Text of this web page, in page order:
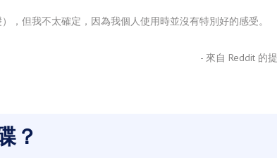
，但我不太確定，因為我個人使用時並沒有特別好的感受。
- 來自 Reddit 的
？